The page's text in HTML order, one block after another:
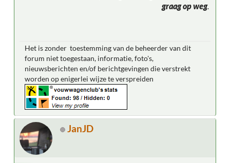
graag op weg.
Het is zonder toestemming van de beheerder van dit
forum niet toegestaan, informatie, foto's,
nieuwsberichten en/of berichtgevingen die verstrekt
worden op enigerlei wijze te verspreiden
JanJD